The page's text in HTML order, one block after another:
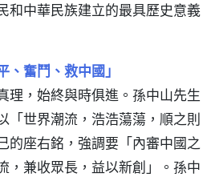
和中華民族建立的最具歷史意義
、奮鬥、救中國」
理，始終與時俱進。孫中山先生
「世界潮流，浩浩蕩蕩，順之則
的座右銘，強調要「內審中國之
，兼收眾長，益以新創」。孫中